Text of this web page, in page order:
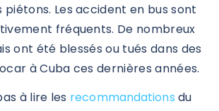
Les accident en bus sont
fréquents. De nombreux
ont été blessés ou tués dans des
à Cuba ces dernières années.
à lire les recommandations du